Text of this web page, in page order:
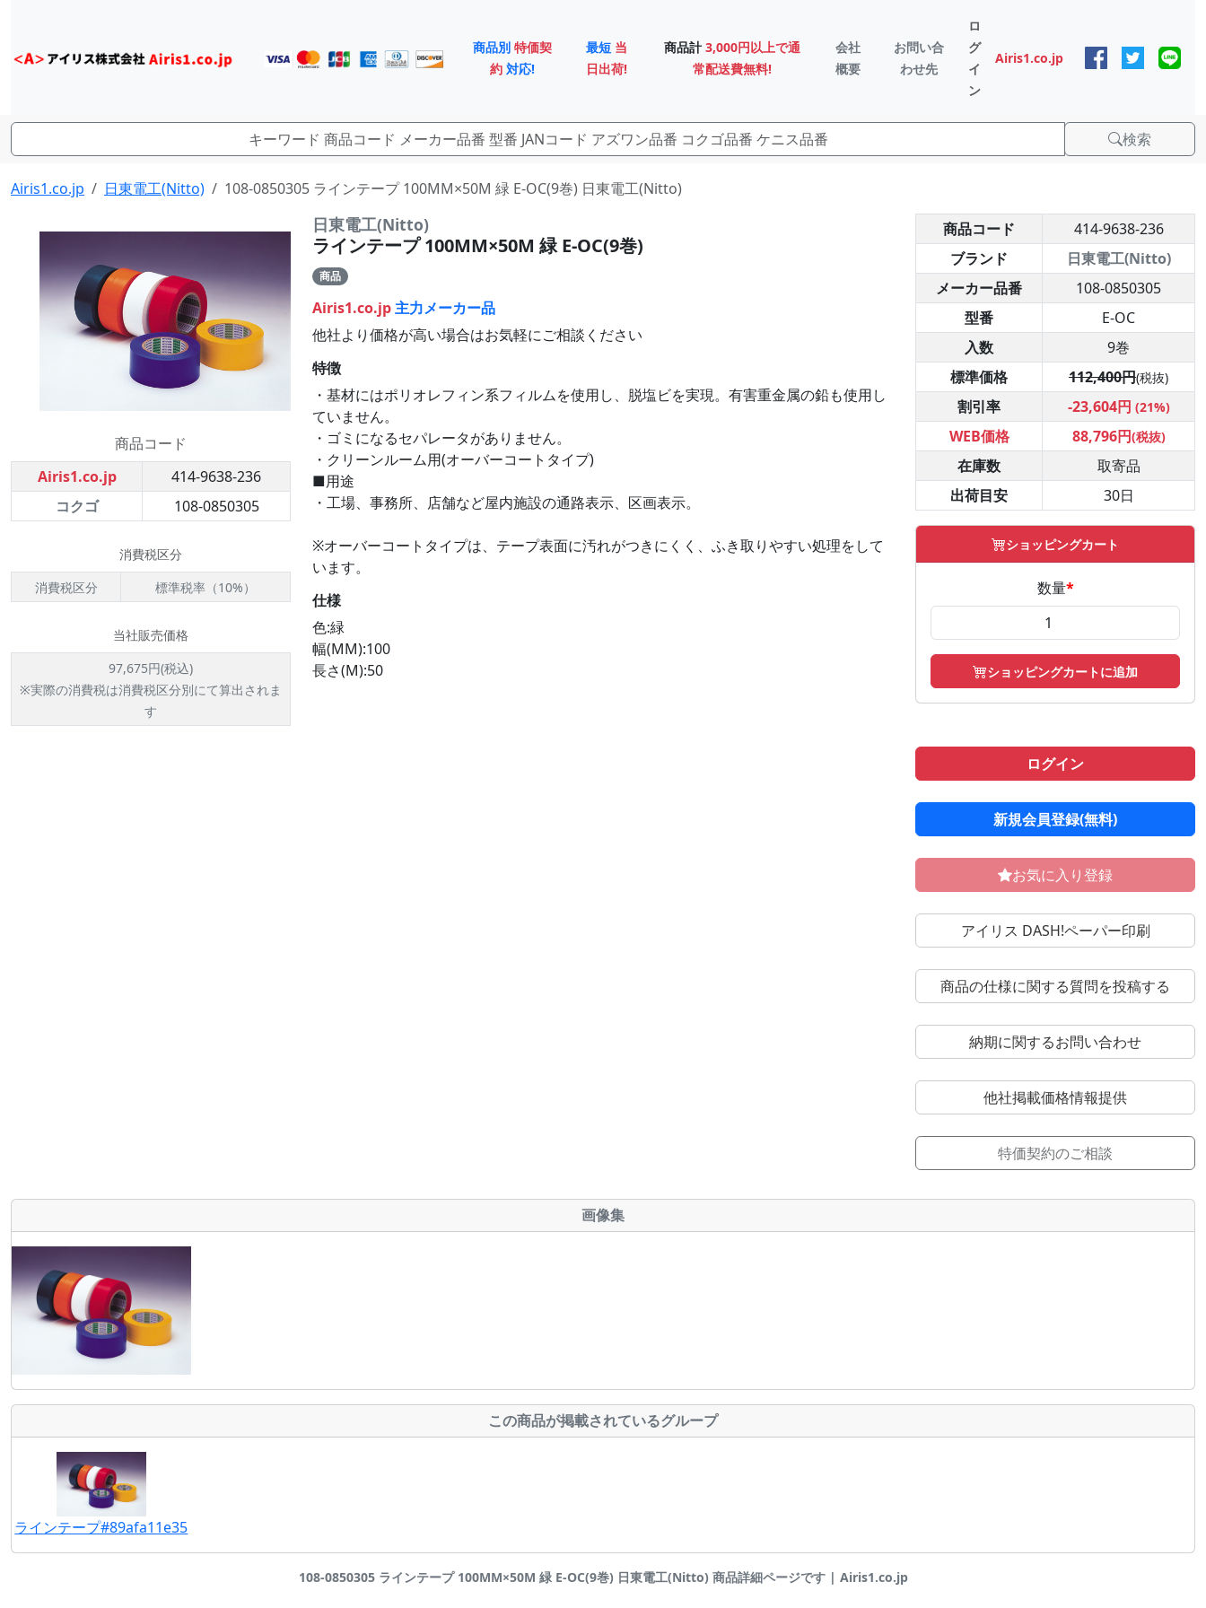
商品別 特価契
約 対応!
最短 当
日出荷!
商品計 3,000円以上で通
常配送費無料!
会社
概要
お問い合
わせ先
ロ
グ
イ
ン
Airis1.co.jp
検索
Airis1.co.jp 日東電工(Nitto) 108-0850305 ラインテープ 100MM×50M 緑 E-OC(9巻) 日東電工(Nitto)
商品コード
Airis1.co.jp
414-9638-236
コクゴ
108-0850305
消費税区分
消費税区分
標準税率（10%）
当社販売価格
97,675円(税込)
※実際の消費税は消費税区分別にて算出されま
す
日東電工(Nitto)
ラインテープ 100MM×50M 緑 E-OC(9巻)
商品
Airis1.co.jp主力メーカー品
他社より価格が高い場合はお気軽にご相談ください
特徴
・基材にはポリオレフィン系フィルムを使用し、脱塩ビを実現。有害重金属の鉛も使用し
ていません。
・ゴミになるセパレータがありません。
・クリーンルーム用(オーバーコートタイプ)
■用途
・工場、事務所、店舗など屋内施設の通路表示、区画表示。
※オーバーコートタイプは、テープ表面に汚れがつきにくく、ふき取りやすい処理をして
います。
仕様
色:緑
幅(MM):100
長さ(M):50
商品コード
414-9638-236
ブランド
日東電工(Nitto)
メーカー品番
108-0850305
型番
E-OC
入数
9巻
標準価格
112,400円(税抜)
割引率 -23,604円 (21%)
WEB価格 88,796円(税抜)
在庫数
取寄品
出荷目安
30日
ショッピングカート
数量*
ショッピングカートに追加
ログイン
新規会員登録(無料)
お気に入り登録
アイリス DASH!ペーパー印刷
商品の仕様に関する質問を投稿する
納期に関するお問い合わせ
他社掲載価格情報提供
特価契約のご相談
画像集
この商品が掲載されているグループ
ラインテープ#89afa11e35
108-0850305 ラインテープ 100MM×50M 緑 E-OC(9巻) 日東電工(Nitto) 商品詳細ページです | Airis1.co.jp